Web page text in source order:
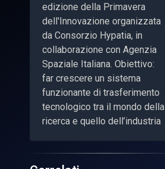
edizione della Primavera
dell'Innovazione organizzata
da Consorzio Hypatia, in
collaborazione con Agenzia
Spaziale Italiana. Obiettivo:
far crescere un sistema
funzionante di trasferimento
tecnologico tra il mondo della
ricerca e quello dell’industria